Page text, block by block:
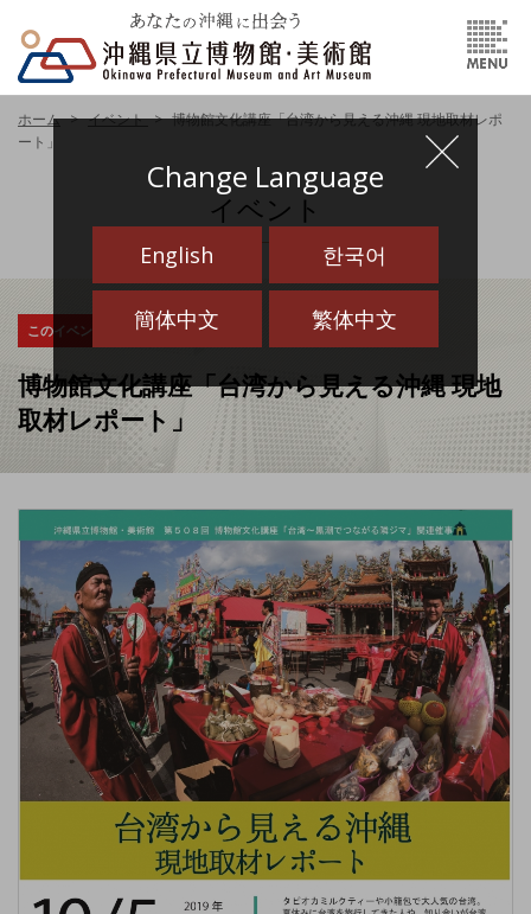
Change Language
English 한국어
簡体中文 繁体中文
ホーム イベント
博物館文化講座「台湾から見える沖縄 現地取材レポ
ート」
イベント
このイベントは終了しました
博物館文化講座「台湾から見える沖縄 現地
取材レポート」